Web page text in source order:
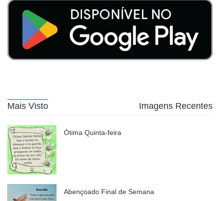
Mais Visto Imagens Recentes
Ótima Quinta-feira
Abençoado Final de Semana